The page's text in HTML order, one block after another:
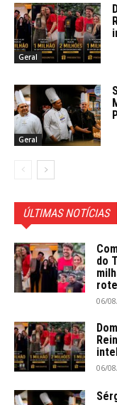
Geral
Geral
ÚLTIMAS NOTÍCIAS
do
06/
06/